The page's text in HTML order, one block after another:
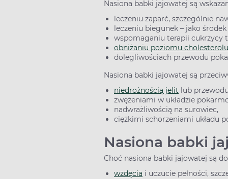
Nasiona babki jajowatej są
leczeniu zaparć, szczególnie
leczeniu biegunek – jako
wspomaganiu terapii cukrzycy
obniżaniu poziomu cholesterolu
dolegliwościach przewodu
Nasiona babki jajowatej są
niedrożnością jelit lub
zwężeniami w układzie
nadwrażliwością na surowiec,
ciężkimi schorzeniami układu
Nasiona babki
Choć nasiona babki jajowatej są
wzdęcia i uczucie pełności,